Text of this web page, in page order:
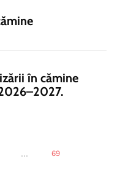
în cămine
... 69